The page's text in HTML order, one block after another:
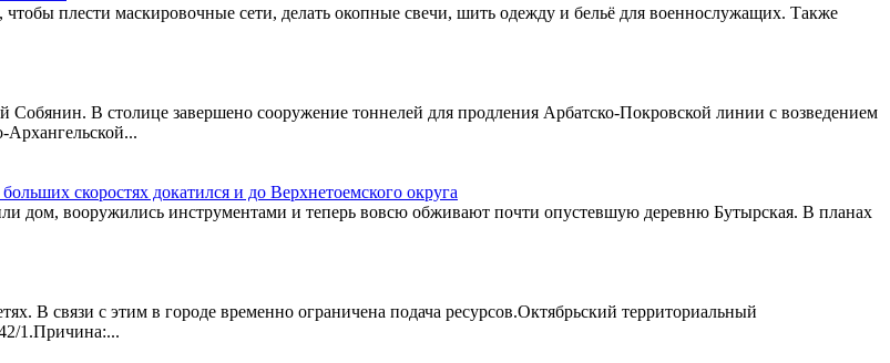
плести маскировочные сети, делать окопные свечи, шить одежду и бельё для военнослужащих. Также
Собянин. В столице завершено сооружение тоннелей для продления Арбатско-Покровской линии с возведением
Архангельской...
скоростях докатился и до Верхнетоемского округа
дом, вооружились инструментами и теперь вовсю обживают почти опустевшую деревню Бутырская. В планах
В связи с этим в городе временно ограничена подача ресурсов.Октябрьский территориальный
1.Причина:...